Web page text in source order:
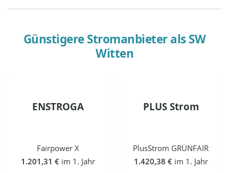
Günstigere Stromanbieter alsSW
Witten
ENSTROGA
Fairpower X
1.201,31 € im 1. Jahr
PLUS Strom
PlusStrom GRÜNFAIR
1.420,38 € im 1. Jahr